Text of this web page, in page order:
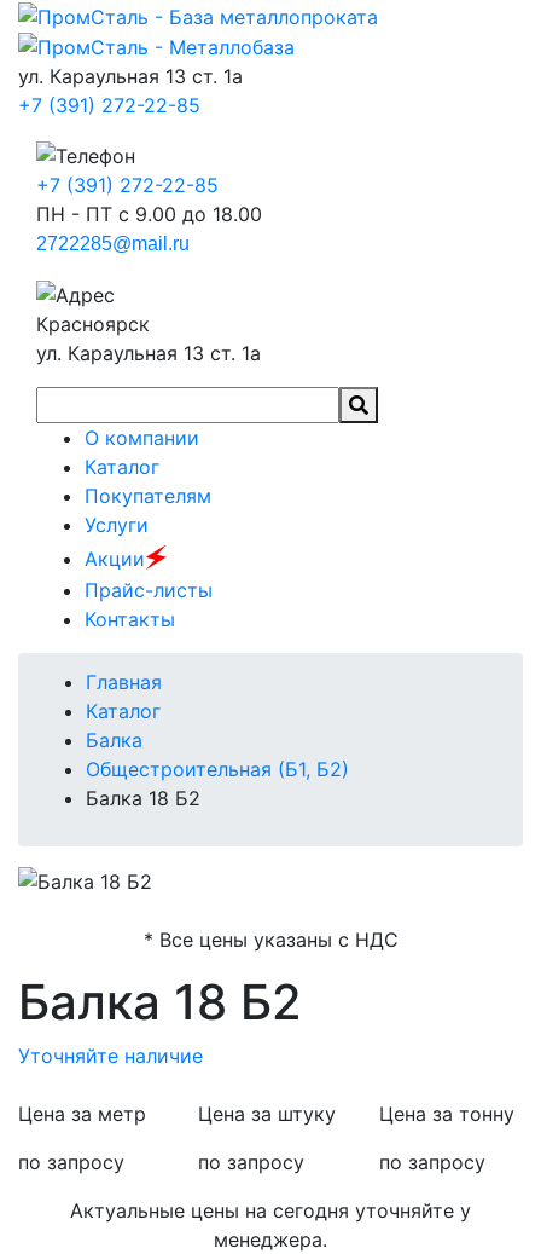
ул. Караульная 13 ст. 1а
+7 (391) 272-22-85
+7 (391) 272-22-85
ПН - ПТ с 9.00 до 18.00
2722285@mail.ru
Красноярск
ул. Караульная 13 ст. 1а
О компании
Каталог
Покупателям
Услуги
Акции🗲
Прайс-листы
Контакты
Главная
Каталог
Балка
Общестроительная (Б1, Б2)
Балка 18 Б2
* Все цены указаны с НДС
Балка 18 Б2
Уточняйте наличие
Цена за метр
по запросу
Цена за штуку
по запросу
Цена за тонну
по запросу
Актуальные цены на сегодня уточняйте у
менеджера.